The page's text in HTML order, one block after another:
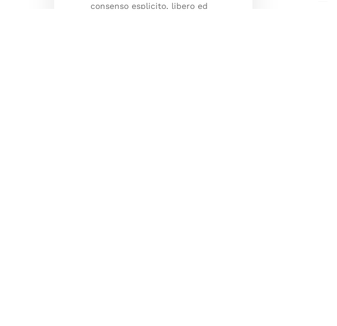
consenso esplicito, libero ed